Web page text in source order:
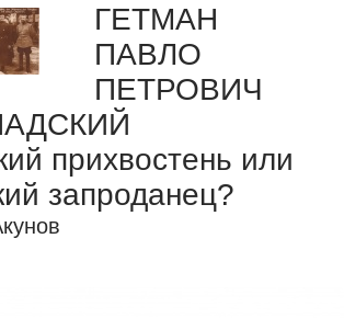
ГЕТМАН
ПАВЛО
ПЕТРОВИЧ
прихвостень или
запроданец?